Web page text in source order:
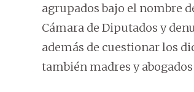
agrupados bajo el nombre
Cámara de Diputados y
además de cuestionar los
también madres y